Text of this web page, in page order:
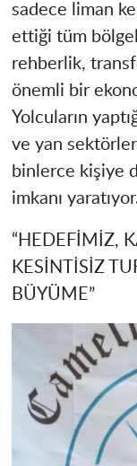
sadece liman
ettiği tüm
rehberlik,
önemli bir
Yolcuların
ve yan
binlerce kişiye
imkanı
“HEDEFİMİZ,
KESİNT
İSİZ
BÜYÜME”